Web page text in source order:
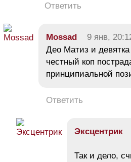
Ответить
Mossad 9 янв,
Део Матиз и
честный коп
принципиальной
Ответить
Эксцентрик
Так и дело,